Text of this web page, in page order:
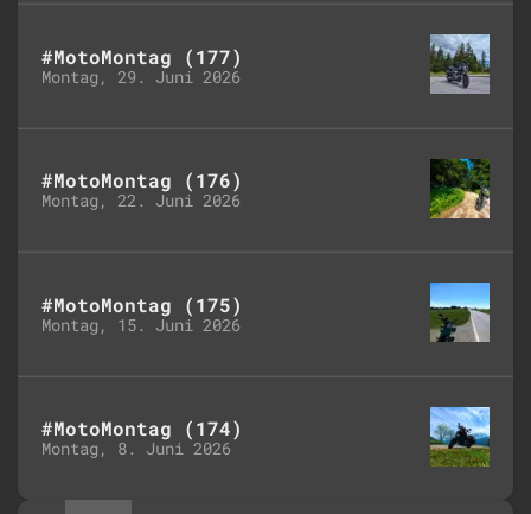
#MotoMontag (177)
Montag, 29. Juni 2026
#MotoMontag (176)
Montag, 22. Juni 2026
#MotoMontag (175)
Montag, 15. Juni 2026
#MotoMontag (174)
Montag, 8. Juni 2026